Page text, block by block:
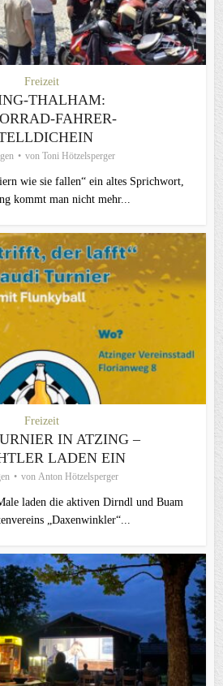
Freizeit
THALHAM:
FAHRER-
von Toni Hötzelsperger
wie sie fallen“ ein altes Sprichwort,
kommt man nicht mehr...
Freizeit
IN ATZING –
LADEN EIN
von Anton Hötzelsperger
laden die aktiven Dirndl und Buam
„Daxenwinkler“...